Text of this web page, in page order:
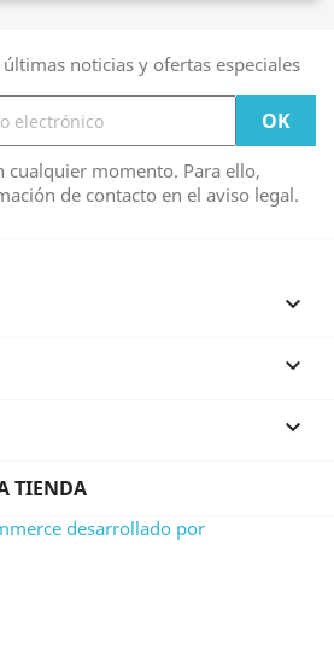
noticias y ofertas especiales
cualquier momento. Para ello,
de contacto en el aviso legal.



TIENDA
desarrollado por